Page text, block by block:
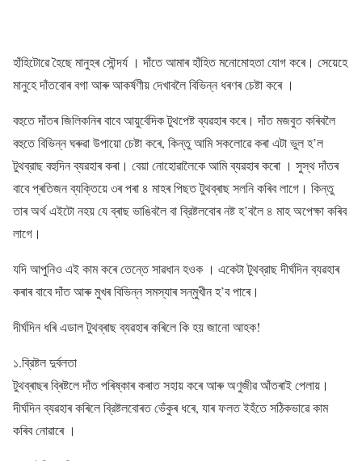
হাঁহিটোৱে হৈছে মানুহৰ সৌন্দৰ্য । দাঁতে আমাৰ হাঁহিত মনোমোহতা যোগ কৰে। সেয়েহে
মানুহে দাঁতবোৰ বগা আৰু আকর্ষণীয় দেখাবলৈ বিভিন্ন ধৰণৰ চেষ্টা কৰে ।
বহুতে দাঁতৰ জিলিকনিৰ বাবে আয়ুর্বেদিক টুথপেষ্ট ব্যৱহাৰ কৰে। দাঁত মজবুত কৰিবলৈ
বহুতে বিভিন্ন ঘৰুৱা উপায়ো চেষ্টা কৰে, কিন্তু আমি সকলোৱে কৰা এটা ভুল হ’ল
টুথব্রাছ বহুদিন ব্যৱহাৰ কৰা। বেয়া নোহোৱালৈকে আমি ব্যৱহাৰ কৰো । সুস্থ দাঁতৰ
বাবে প্ৰতিজন ব্যক্তিয়ে ৩ৰ পৰা ৪ মাহৰ পিছত টুথব্ৰাছ সলনি কৰিব লাগে। কিন্তু
তাৰ অৰ্থ এইটো নহয় যে ব্ৰাছ ভাঙিবলৈ বা ব্রিষ্টলবোৰ নষ্ট হ’বলৈ ৪ মাহ অপেক্ষা কৰিব
লাগে।
যদি আপুনিও এই কাম কৰে তেন্তে সাৱধান হওক । একেটা টুথব্রাছ দীর্ঘদিন ব্যৱহাৰ
কৰাৰ বাবে দাঁত আৰু মুখৰ বিভিন্ন সমস্যাৰ সন্‌মুখীন হ’ব পাৰে।
দীৰ্ঘদিন ধৰি এডাল টুথব্ৰাছ ব্যৱহাৰ কৰিলে কি হয় জানো আহক!
১.ব্রিষ্টল দুর্বলতা
টুথব্ৰাছৰ ব্ৰিষ্টলে দাঁত পৰিষ্কাৰ কৰাত সহায় কৰে আৰু অণুজীৱ আঁতৰাই পেলায়।
দীৰ্ঘদিন ব্যৱহাৰ কৰিলে ব্রিষ্টলবোৰত ভেঁকুৰ ধৰে, যাৰ ফলত ইহঁতে সঠিকভাৱে কাম
কৰিব নোৱাৰে ।